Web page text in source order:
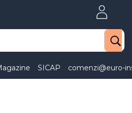
SICAP comenzi@euro-